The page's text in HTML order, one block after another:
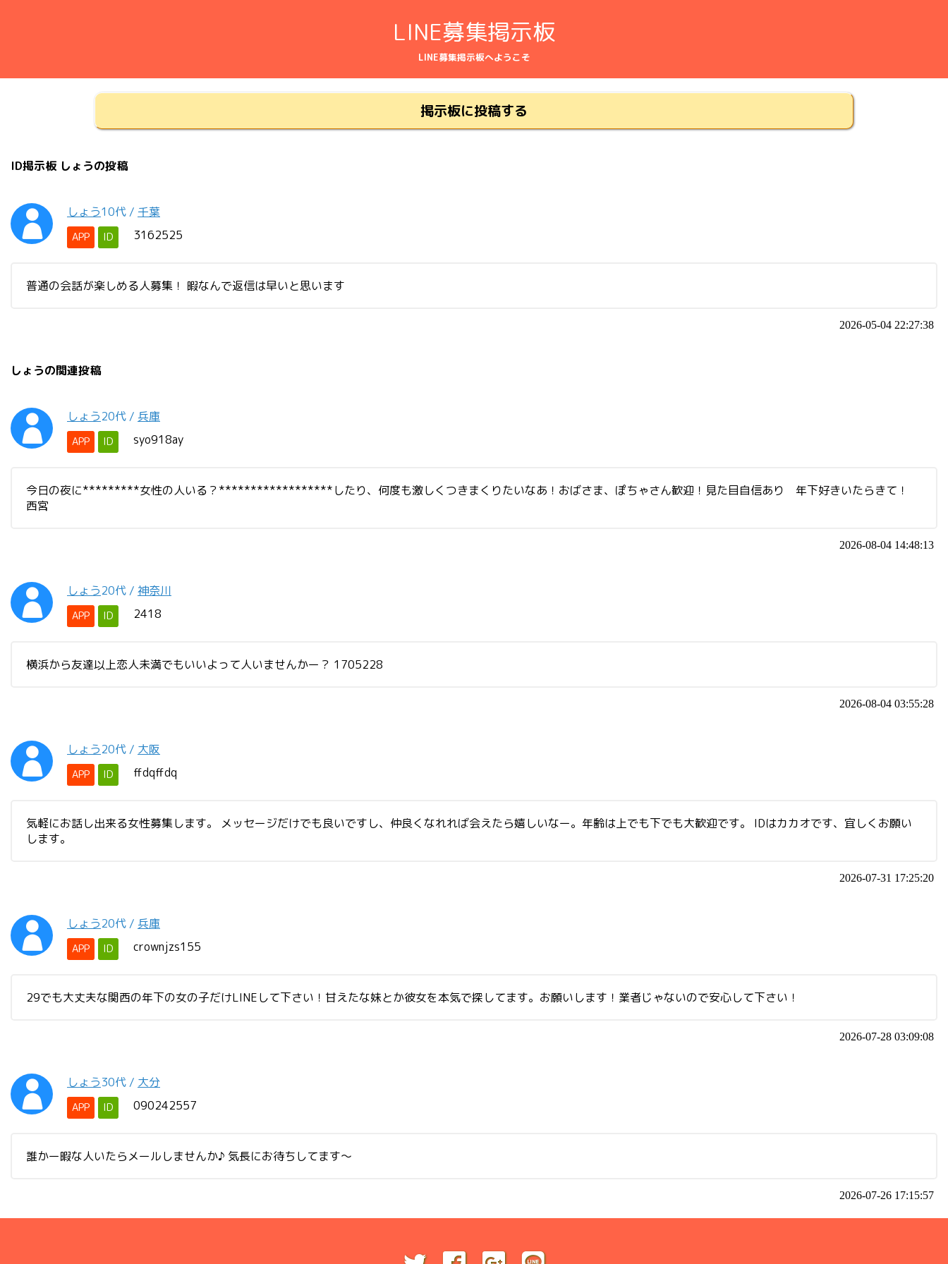
LINE募集掲示板
LINE募集掲示板へようこそ
掲示板に投稿する
ID掲示板 しょうの投稿
しょう10代 / 千葉
APP ID 3162525
普通の会話が楽しめる人募集！ 暇なんで返信は早いと思います
2026-05-04 22:27:38
しょうの関連投稿
しょう20代 / 兵庫
APP ID syo918ay
今日の夜に*********女性の人いる？******************したり、何度も激しくつきまくりたいなあ！おばさま、ぽちゃさん歓迎！見た目自信あり 年下好きいたらきて！
西宮
2026-08-04 14:48:13
しょう20代 / 神奈川
APP ID 2418
横浜から友達以上恋人未満でもいいよって人いませんかー？ 1705228
2026-08-04 03:55:28
しょう20代 / 大阪
APP ID ffdqffdq
気軽にお話し出来る女性募集します。 メッセージだけでも良いですし、仲良くなれれば会えたら嬉しいなー。年齢は上でも下でも大歓迎です。 IDはカカオです、宜しくお願い
します。
2026-07-31 17:25:20
しょう20代 / 兵庫
APP ID crownjzs155
29でも大丈夫な関西の年下の女の子だけLINEして下さい！甘えたな妹とか彼女を本気で探してます。お願いします！業者じゃないので安心して下さい！
2026-07-28 03:09:08
しょう30代 / 大分
APP ID 090242557
誰かー暇な人いたらメールしませんか♪ 気長にお待ちしてます〜
2026-07-26 17:15:57